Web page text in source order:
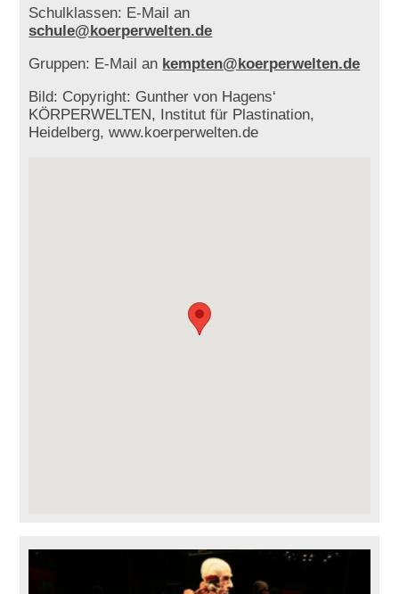
Schulklassen: E-Mail an
schule@koerperwelten.de
Gruppen: E-Mail an kempten@koerperwelten.de
Bild: Copyright: Gunther von Hagens‘
KÖRPERWELTEN, Institut für Plastination,
Heidelberg, www.koerperwelten.de